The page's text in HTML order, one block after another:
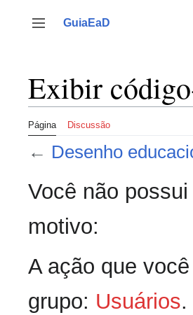
para
Alternar barra lateral
GuiaEaD
Exibir
Página Discussão
← Desenho
Você não
motivo:
A ação que
grupo: Usuários.